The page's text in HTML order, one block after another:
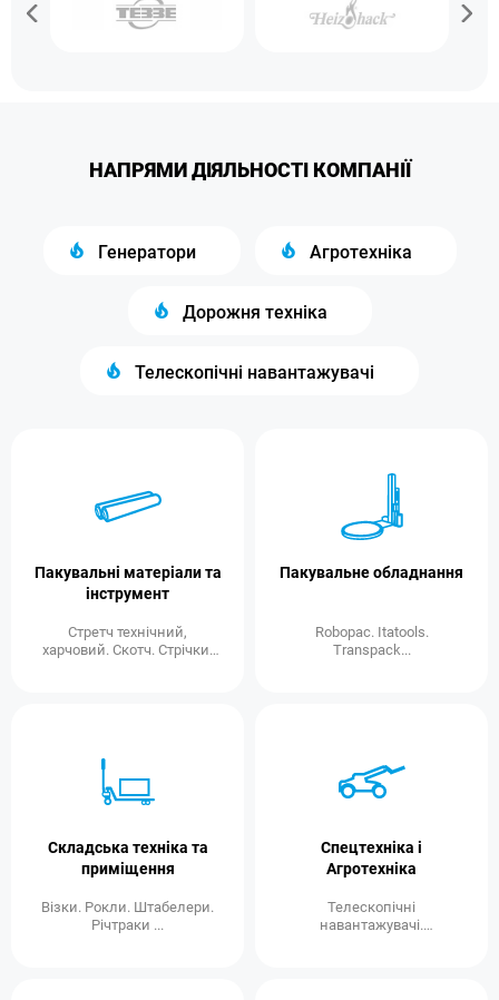
НАПРЯМИ ДІЯЛЬНОСТІ КОМПАНІЇ
Генератори Агротехніка
Дорожня техніка
Телескопічні навантажувачі
Пакувальні матеріали та
інструмент
Стретч технічний,
харчовий. Скотч. Стрічки.
Пакувальне обладнання
Robopac. Itatools.
Transpack...
Складська техніка та
приміщення
Візки. Рокли. Штабелери.
Річтраки ...
Спецтехніка і
Агротехніка
Телескопічні
навантажувачі.